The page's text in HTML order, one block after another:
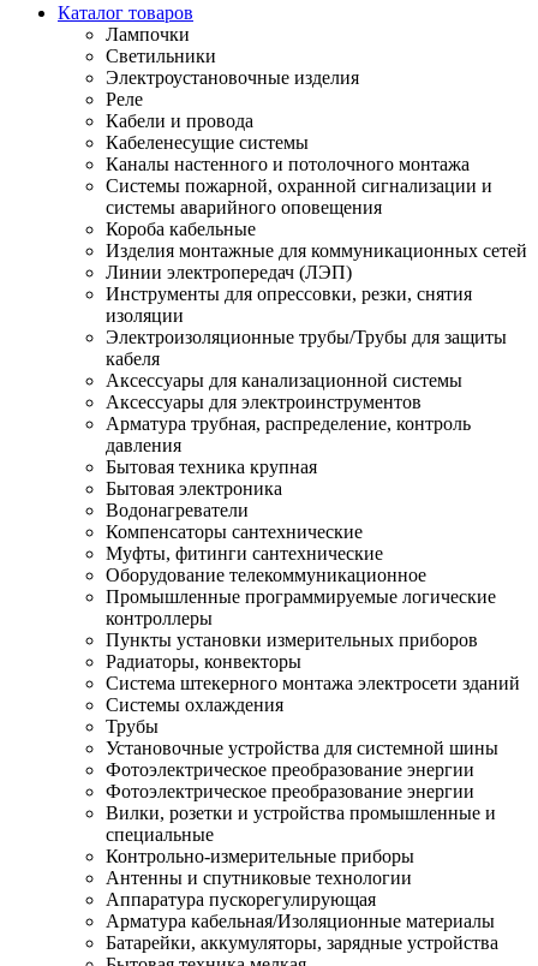
Каталог товаров
Лампочки
Светильники
Электроустановочные изделия
Реле
Кабели и провода
Кабеленесущие системы
Каналы настенного и потолочного монтажа
Системы пожарной, охранной сигнализации и
системы аварийного оповещения
Короба кабельные
Изделия монтажные для коммуникационных сетей
Линии электропередач (ЛЭП)
Инструменты для опрессовки, резки, снятия
изоляции
Электроизоляционные трубы/Трубы для защиты
кабеля
Аксессуары для канализационной системы
Аксессуары для электроинструментов
Арматура трубная, распределение, контроль
давления
Бытовая техника крупная
Бытовая электроника
Водонагреватели
Компенсаторы сантехнические
Муфты, фитинги сантехнические
Оборудование телекоммуникационное
Промышленные программируемые логические
контроллеры
Пункты установки измерительных приборов
Радиаторы, конвекторы
Система штекерного монтажа электросети зданий
Системы охлаждения
Трубы
Установочные устройства для системной шины
Фотоэлектрическое преобразование энергии
Фотоэлектрическое преобразование энергии
Вилки, розетки и устройства промышленные и
специальные
Контрольно-измерительные приборы
Антенны и спутниковые технологии
Аппаратура пускорегулирующая
Арматура кабельная/Изоляционные материалы
Батарейки, аккумуляторы, зарядные устройства